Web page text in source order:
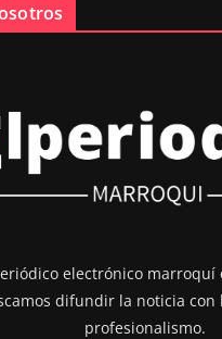
electrónico marroquí
difundir la noticia con
profesionalismo.